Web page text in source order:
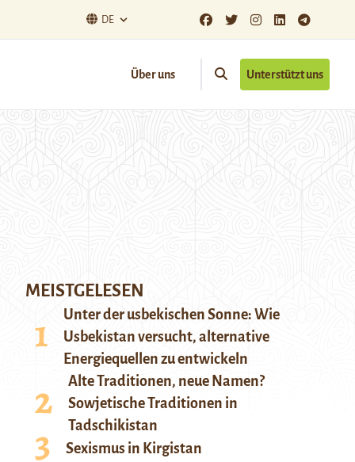
DE
Über uns Unterstützt uns
MEISTGELESEN
Unter der usbekischen Sonne: Wie
Usbekistan versucht, alternative
Energiequellen zu entwickeln
Alte Traditionen, neue Namen?
Sowjetische Traditionen in
Tadschikistan
Sexismus in Kirgistan